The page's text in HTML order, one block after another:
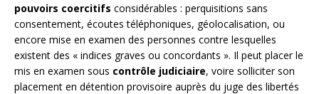
pouvoirs coercitifs considérables : perquisitions sans
consentement, écoutes téléphoniques, géolocalisation, ou
encore mise en examen des personnes contre lesquelles
existent des « indices graves ou concordants ». Il peut placer le
mis en examen sous contrôle judiciaire, voire solliciter son
placement en détention provisoire auprès du juge des libertés